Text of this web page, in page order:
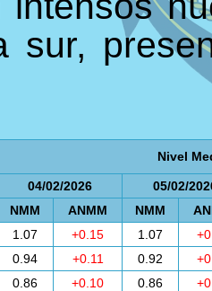
sur,
Nivel
04/02/2026
05/02/
NMM
ANMM NMM
1.07 +0.15 1.07
0.94 +0.11 0.92
0.86 +0.10 0.86